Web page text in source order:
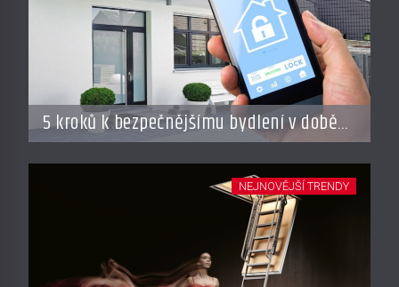
5 kroků k bezpečnějšímu bydlení v době
dovolené
NEJNOVĚJŠÍ TRENDY